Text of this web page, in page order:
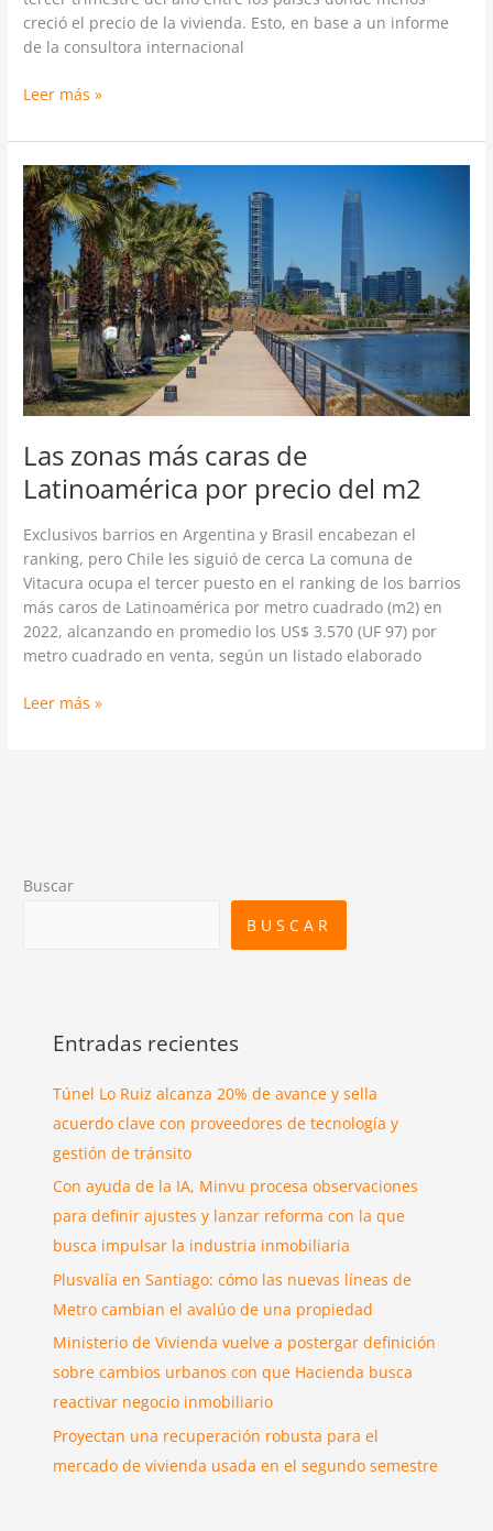
creció el precio de la vivienda. Esto, en base a un informe
de la consultora internacional
Leer más »
Las zonas más caras de
Latinoamérica por precio del m2
Exclusivos barrios en Argentina y Brasil encabezan el
ranking, pero Chile les siguió de cerca La comuna de
Vitacura ocupa el tercer puesto en el ranking de los barrios
más caros de Latinoamérica por metro cuadrado (m2) en
2022, alcanzando en promedio los US$ 3.570 (UF 97) por
metro cuadrado en venta, según un listado elaborado
Las
zonas
más
caras
de
Latinoamérica
por
precio
del
m2
Leer más »
Buscar
BUSCAR
Entradas recientes
Túnel Lo Ruiz alcanza 20% de avance y sella
acuerdo clave con proveedores de tecnología y
gestión de tránsito
Con ayuda de la IA, Minvu procesa observaciones
para definir ajustes y lanzar reforma con la que
busca impulsar la industria inmobiliaria
Plusvalía en Santiago: cómo las nuevas líneas de
Metro cambian el avalúo de una propiedad
Ministerio de Vivienda vuelve a postergar definición
sobre cambios urbanos con que Hacienda busca
reactivar negocio inmobiliario
Proyectan una recuperación robusta para el
mercado de vivienda usada en el segundo semestre